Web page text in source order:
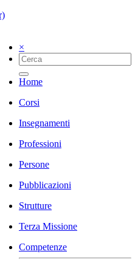
×
Home
Corsi
Insegnamenti
Professioni
Persone
Pubblicazioni
Strutture
Terza Missione
Competenze